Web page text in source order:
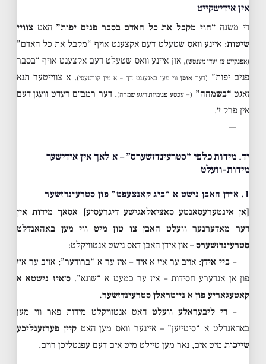
אין אידישקייט
די משנה “הוי מקבל את כל האדם בסבר פנים יפות” האט צוויי
שיטות: איינע וואס שטעלט דעם אקצענט אויף “מקבל את כל האדם”
(אפנקייט צו יעדן מענטש), און איינע וואס שטעלט דעם אקצענט אויף “בסבר
פנים יפות” (דער אופן ווי מען באגעגנט זיך – א מין קורטעסי). א צווייטער תנא
זאגט “בשמחה” (= עכטע פנימיות׳דיגע שמחה). דער רמב״ם רעדט וועגן דעם
אין פרק ז׳.
—
יד. מידות כלפי “סטרעינדזשערס” – א לאך אין אידישער
מידות-וועלט
1. אידן האבן נישט א “ביג קאנצעפט” פון סטרעינדזשער
[אן אינטערעסאנטע סאציאלאגישע דיגרעסיע] אסאך מידות אין
דער מאדערנער וועלט האבן צו טון מיט ווי מען באהאנדלט
סטרעינדזשערס – און אידן האבן דאס נישט אנטוויקלט:
–ביי אידן: אויב ער איז א איד – איז ער א “ברודער”; אויב ער איז
פון אן אנדערע חסידות – איז ער כמעט א “שונא”.ס׳איז נישטא א
קאטעגאריע פון א נייטראלן סטרעינדזשער.
–די ליבעראלע וועלט האט אנטוויקלט מידות פאר ווי מען
באהאנדלט א “סיטיזען” – איינער וואס מען האטקיין פערזענליכע
שייכות מיט אים, נאר מען טיילט מיט אים דעם עפנטליכן רוים.